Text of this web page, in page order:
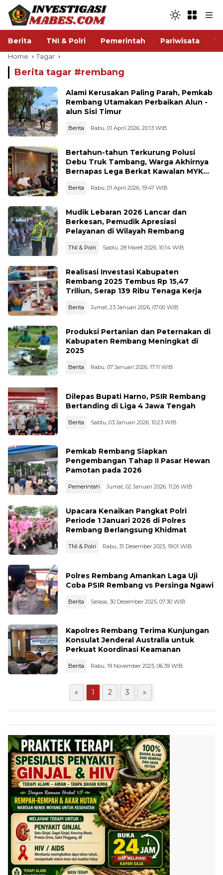
Berita TNI & Polri Pemerintah Pariwisata
Home Tagar
Berita tagar #rembang
Alami Kerusakan Paling Parah, Pemkab
Rembang Utamakan Perbaikan Alun -
alun Sisi Timur
Berita Rabu, 01 April 2026, 20:13 WIB
Bertahun-tahun Terkurung Polusi
Debu Truk Tambang, Warga Akhirnya
Bernapas Lega Berkat Kawalan MYK
Berita Rabu, 01 April 2026, 19:47 WIB
Mudik Lebaran 2026 Lancar dan
Berkesan, Pemudik Apresiasi
Pelayanan di Wilayah Rembang
TNI & Polri Sabtu, 28 Maret 2026, 10:14 WIB
Realisasi Investasi Kabupaten
Rembang 2025 Tembus Rp 15,47
Triliun, Serap 139 Ribu Tenaga Kerja
Berita Jumat, 23 Januari 2026, 07:00 WIB
Produksi Pertanian dan Peternakan di
Kabupaten Rembang Meningkat di
2025
Berita Rabu, 07 Januari 2026, 17:11 WIB
Dilepas Bupati Harno, PSIR Rembang
Bertanding di Liga 4 Jawa Tengah
Berita Sabtu, 03 Januari 2026, 10:23 WIB
Pemkab Rembang Siapkan
Pengembangan Tahap II Pasar Hewan
Pamotan pada 2026
Pemerintah Jumat, 02 Januari 2026, 11:26 WIB
Upacara Kenaikan Pangkat Polri
Periode 1 Januari 2026 di Polres
Rembang Berlangsung Khidmat
TNI & Polri Rabu, 31 Desember 2025, 19:01 WIB
Polres Rembang Amankan Laga Uji
Coba PSIR Rembang vs Persinga Ngawi
Berita Selasa, 30 Desember 2025, 07:30 WIB
Kapolres Rembang Terima Kunjungan
Konsulat Jenderal Australia untuk
Perkuat Koordinasi Keamanan
Berita Rabu, 19 November 2025, 06:39 WIB
« 1 2 3 »